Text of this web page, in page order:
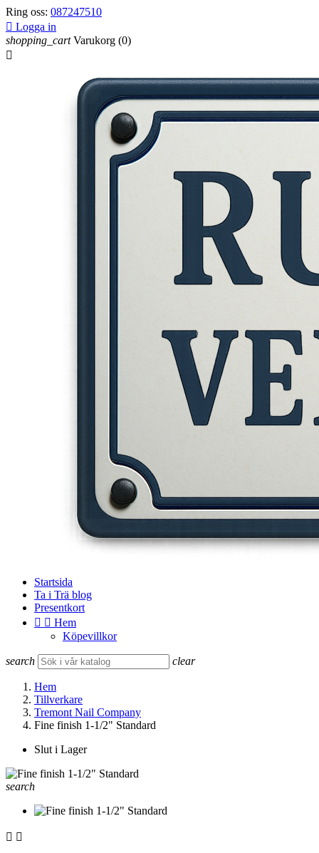
Ring oss: 087247510
 Logga in
shopping_cart Varukorg (0)

Startsida
Ta i Trä blog
Presentkort
  Hem
Köpevillkor
search clear
Hem
Tillverkare
Tremont Nail Company
Fine finish 1-1/2" Standard
Slut i Lager
search
 